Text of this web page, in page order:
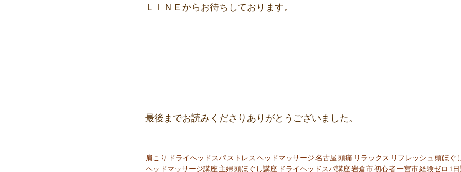
ＬＩＮＥからお待ちしております。
最後までお読みくださりありがとうございました。
肩こり ドライヘッドスパストレス ヘッドマッサージ名古屋頭痛 リラックス リフレッシュ 頭ほぐ
ヘッドマッサージ講座主婦頭ほぐし講座 ドライヘッドスパ講座岩倉市初心者一宮市経験ゼロ 1